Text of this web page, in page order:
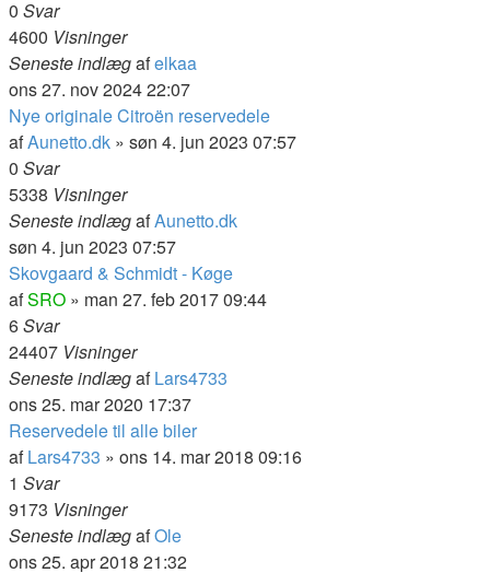
0 Svar
4600 Visninger
Seneste indlægafelkaa
ons 27. nov 2024 22:07
Nye originale Citroën reservedele
afAunetto.dk » søn 4. jun 2023 07:57
0 Svar
5338 Visninger
Seneste indlægafAunetto.dk
søn 4. jun 2023 07:57
Skovgaard & Schmidt - Køge
afSRO » man 27. feb 2017 09:44
6Svar
24407 Visninger
Seneste indlægafLars4733
ons 25. mar 2020 17:37
Reservedele til alle biler
afLars4733 » ons 14. mar 2018 09:16
1 Svar
9173 Visninger
Seneste indlægafOle
ons 25. apr 2018 21:32